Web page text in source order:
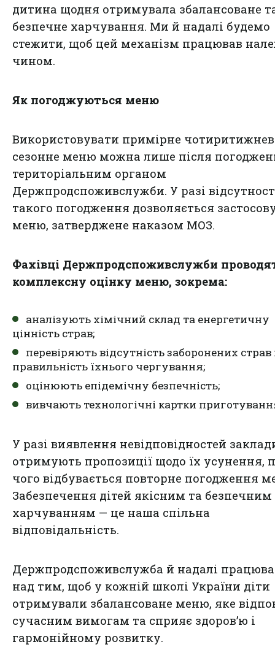
дитина щодня отримувала збалансоване
безпечне харчування. Ми й надалі будемо
стежити, щоб цей механізм працював
чином.
Як погоджуються меню
Використовувати примірне
сезонне меню можна лише після
територіальним органом
Держпродспоживслужби. У разі
такого погодження дозволяється
меню, затверджене наказом МОЗ.
Фахівці Держпродспоживслужби
комплексну оцінку меню, зокрема:
аналізують хімічний склад та енергетичну
цінність страв;
перевіряють відсутність заборонених страв
правильність їхнього чергування;
оцінюють епідемічну безпечність;
вивчають технологічні картки
У разі виявлення невідповідностей
отримують пропозиції щодо їх усунення,
чого відбувається повторне погодження
Забезпечення дітей якісним та безпечним
харчуванням — це наша спільна
відповідальність.
Держпродспоживслужба й надалі
над тим, щоб у кожній школі України діти
отримували збалансоване меню, яке
сучасним вимогам та сприяє здоров’ю і
гармонійному розвитку.